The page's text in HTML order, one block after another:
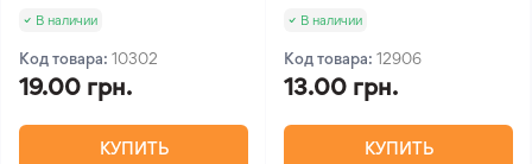
В наличии
Код товара: 10302
19.00 грн.
КУПИТЬ
В наличии
Код товара: 12906
13.00 грн.
КУПИТЬ